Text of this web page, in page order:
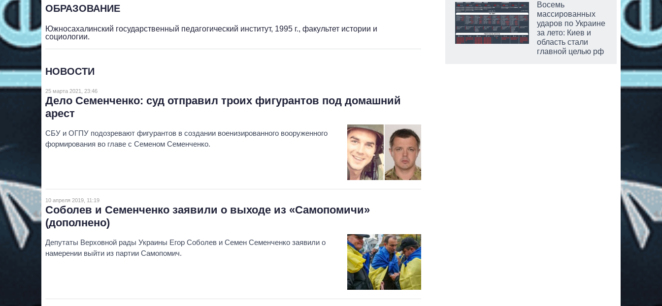
ОБРАЗОВАНИЕ
Южносахалинский государственный педагогический институт, 1995 г., факультет истории и
социологии.
НОВОСТИ
25 марта 2021, 23:46
Дело Семенченко: суд отправил троих фигурантов под домашний
арест
СБУ и ОГПУ подозревают фигурантов в создании военизированного вооруженного
формирования во главе с Семеном Семенченко.
10 апреля 2019, 11:19
Соболев и Семенченко заявили о выходе из «Самопомичи»
(дополнено)
Депутаты Верховной рады Украины Егор Соболев и Семен Семенченко заявили о
намерении выйти из партии Самопомич.
должность
Восемь
массированных
ударов по Украине
за лето: Киев и
область стали
главной целью рф